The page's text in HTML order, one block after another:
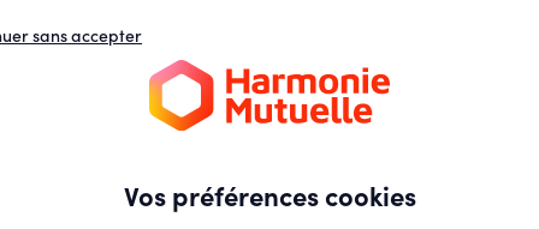
Vos préférences cookies
sans accepter